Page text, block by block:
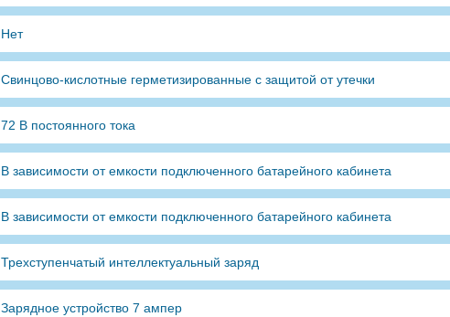
Нет
Свинцово-кислотные герметизированные с защитой от утечки
72 В постоянного тока
В зависимости от емкости подключенного батарейного кабинета
В зависимости от емкости подключенного батарейного кабинета
Трехступенчатый интеллектуальный заряд
Зарядное устройство 7 ампер